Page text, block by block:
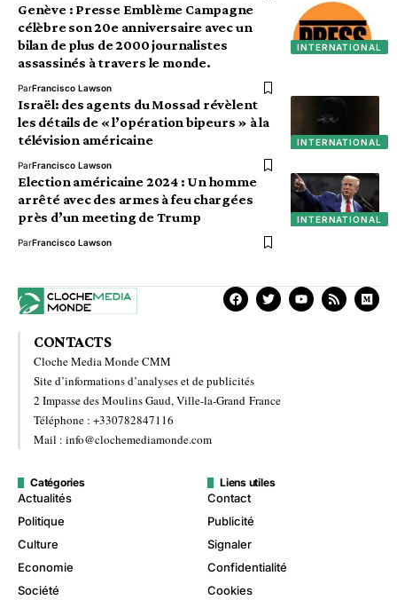
INTERNATIONAL
Genève : Presse Emblème Campagne
célèbre son 20e anniversaire avec un
bilan de plus de 2000 journalistes
assassinés à travers le monde.
ParFrancisco Lawson
INTERNATIONAL
Israël: des agents du Mossad révèlent
les détails de « l’opération bipeurs » à la
télévision américaine
ParFrancisco Lawson
INTERNATIONAL
Election américaine 2024 : Un homme
arrêté avec des armes à feu chargées
près d’un meeting de Trump
ParFrancisco Lawson
CONTACTS
Cloche Media Monde CMM
Site d’informations d’analyses et de publicités
2 Impasse des Moulins Gaud, Ville-la-Grand France
Téléphone : +330782847116
Mail : info@clochemediamonde.com
Catégories
Actualités
Politique
Culture
Economie
Société
Liens utiles
Contact
Publicité
Signaler
Confidentialité
Cookies